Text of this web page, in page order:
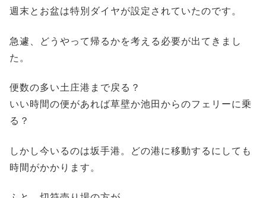
週末とお盆は特別ダイヤが設定されていたのです。
急遽、どうやって帰るかを考える必要が出てきまし
た。
便数の多い土庄港まで戻る？
いい時間の便があれば草壁か池田からのフェリーに乗
る？
しかし今いるのは坂手港。どの港に移動するにしても
時間がかかります。